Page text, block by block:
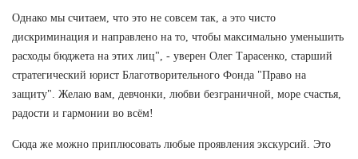
Однако мы считаем, что это не совсем так, а это чисто
дискриминация и направлено на то, чтобы максимально уменьшить
расходы бюджета на этих лиц", - уверен Олег Тарасенко, старший
стратегический юрист Благотворительного Фонда "Право на
защиту". Желаю вам, девчонки, любви безграничной, море счастья,
радости и гармонии во всём!
Сюда же можно приплюсовать любые проявления экскурсий. Это